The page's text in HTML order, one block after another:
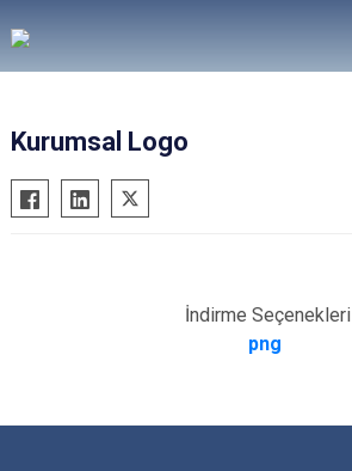
Kurumsal Logo
İndirme Seçenekleri
png